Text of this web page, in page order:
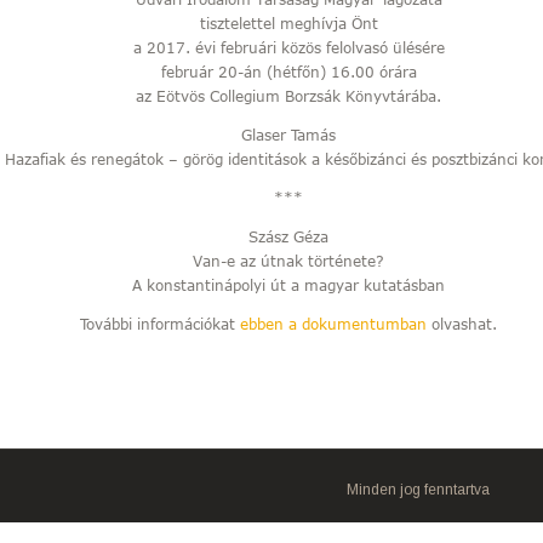
tisztelettel meghívja Önt
a 2017. évi februári közös felolvasó ülésére
február 20-án (hétfőn) 16.00 órára
az Eötvös Collegium Borzsák Könyvtárába.
Glaser Tamás
Hazafiak és renegátok – görög identitások a későbizánci és posztbizánci
***
Szász Géza
Van-e az útnak története?
A konstantinápolyi út a magyar kutatásban
További információkatebben a dokumentumban olvashat.
Minden jog fenntartva